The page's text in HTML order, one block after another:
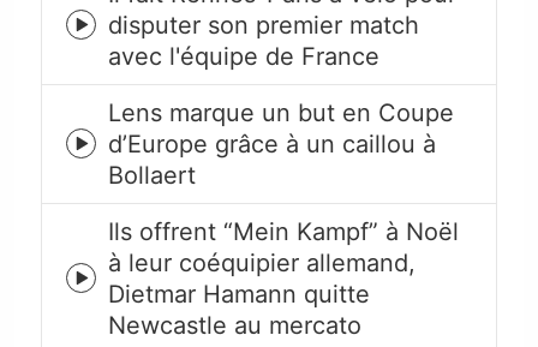
Episode
play
icon
disputer son premier match
avec l'équipe de France
Episode
play
icon
Lens marque un but en Coupe
d’Europe grâce à un caillou à
Bollaert
Episode
play
icon
Ils offrent “Mein Kampf” à Noël
à leur coéquipier allemand,
Dietmar Hamann quitte
Newcastle au mercato